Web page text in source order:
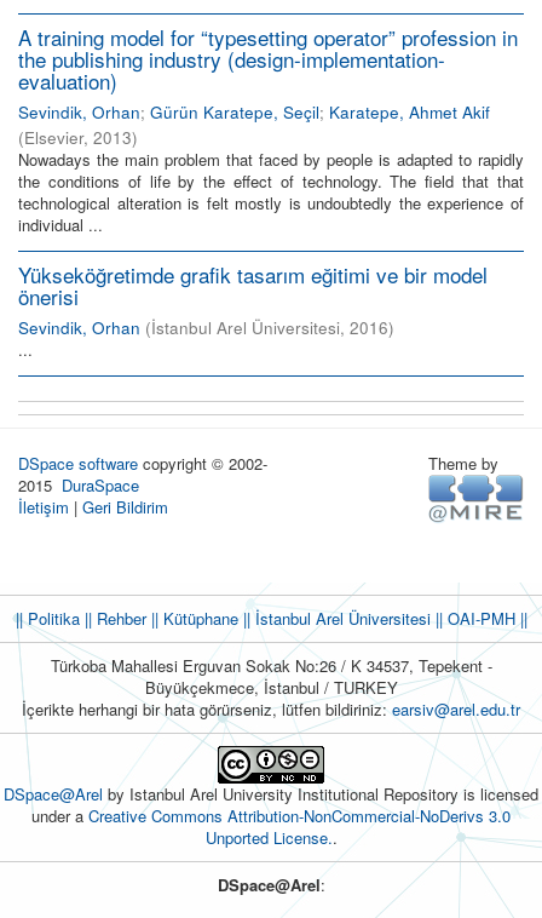
A training model for “typesetting operator” profession in
the publishing industry (design-implementation-
evaluation)
Sevindik, Orhan; Gürün Karatepe, Seçil; Karatepe, Ahmet Akif
(Elsevier, 2013)
Nowadays the main problem that faced by people is adapted to rapidly
the conditions of life by the effect of technology. The field that that
technological alteration is felt mostly is undoubtedly the experience of
individual ...
Yükseköğretimde grafik tasarım eğitimi ve bir model
önerisi
Sevindik, Orhan (İstanbul Arel Üniversitesi, 2016)
...
DSpace software copyright © 2002-
2015 DuraSpace
İletişim | Geri Bildirim
Theme by
|| Politika|| Rehber|| Kütüphane|| İstanbul Arel Üniversitesi ||OAI-PMH ||
Türkoba Mahallesi Erguvan Sokak No:26 / K 34537, Tepekent -
Büyükçekmece, İstanbul / TURKEY
İçerikte herhangi bir hata görürseniz, lütfen bildiriniz:earsiv@arel.edu.tr
DSpace@Arel by Istanbul Arel University Institutional Repository is licensed
under a Creative Commons Attribution-NonCommercial-NoDerivs 3.0
Unported License..
DSpace@Arel: